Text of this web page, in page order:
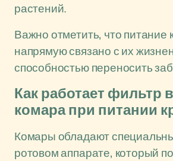
растений.
Важно отметить, что питание
напрямую связано с их
способностью переносить
Как работает фильтр
комара при питании
Комары обладают
ротовом аппарате, который